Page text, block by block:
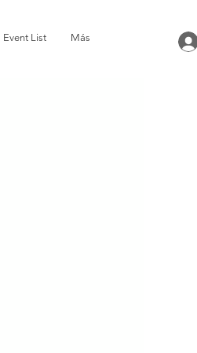
Event List Más